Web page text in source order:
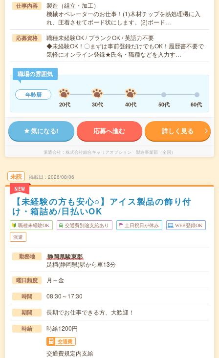
仕事内容
製造（組立・加工）
機械オペレーターのお仕事！(1)木材チップを熱処理機に入
れ、圧着させてボード状にします。(2)ボード…
応募資格
職種未経験OK / ブランクOK / 英語力不要
◆未経験OK！〇まずは事前登録だけでもOK！履歴書不要で
気軽にオンライン登録★氏名・職種などを入力す…
職場の雰囲気
年齢層
20代
30代 40代 50代 60代
気になる! 応募へ進む 詳しく見る
派遣会社 株式会社綜合キャリアオプション 製造事業部（全国）
未読
NEW
掲載日 2026/08/06
【未経験の方も安心○】アイス製品の飾り付
け・箱詰め/日払いOK
職種未経験OK 交通費別途支給あり 土日祝日が休み WEB登録OK
派遣
勤務地 静岡県駿東郡
足柄(静岡県)駅から車13分
曜日頻度 月～金
時間 08:30～17:30
期間 長期でお仕事できる方、大歓迎！
時給 時給1200円
交通費
交通費規定内支給